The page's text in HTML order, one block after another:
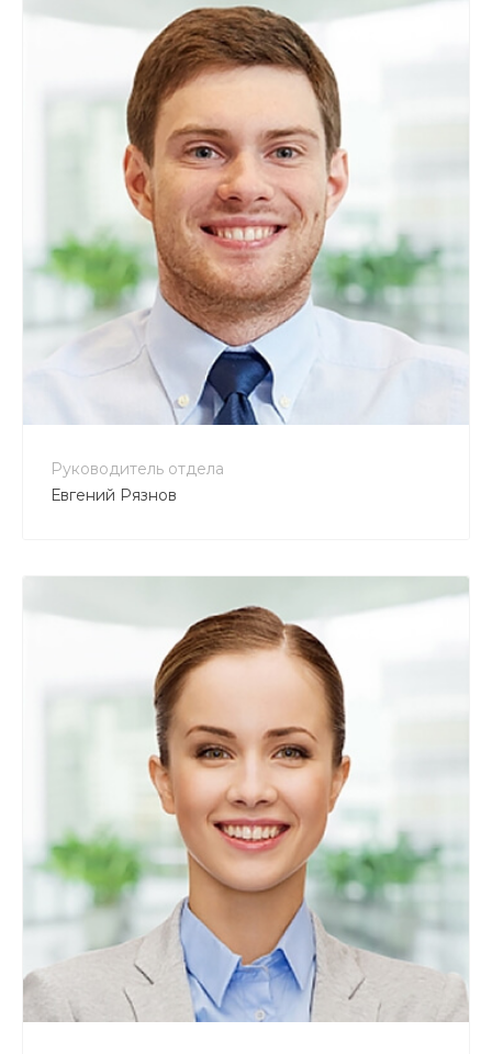
Руководитель отдела
Евгений Рязнов